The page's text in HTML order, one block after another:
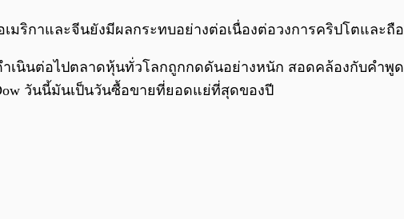
มริกาและจีนยังมีผลกระทบอย่างต่อเนื่องต่อวงการคริปโตและถื
เนินต่อไปตลาดหุ้นทั่วโลกถูกกดดันอย่างหนัก สอดคล้องกับคำพูด
วันนี้มันเป็นวันซื้อขายที่ยอดแย่ที่สุดของปี